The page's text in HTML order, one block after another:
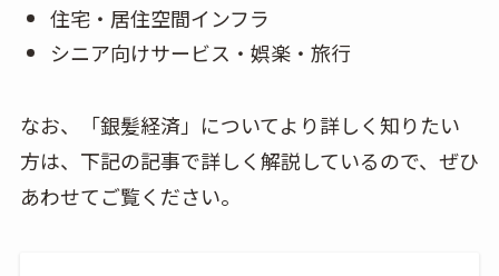
住宅・居住空間インフラ
シニア向けサービス・娯楽・旅行
なお、「銀髪経済」についてより詳しく知りたい
方は、下記の記事で詳しく解説しているので、ぜひ
あわせてご覧ください。